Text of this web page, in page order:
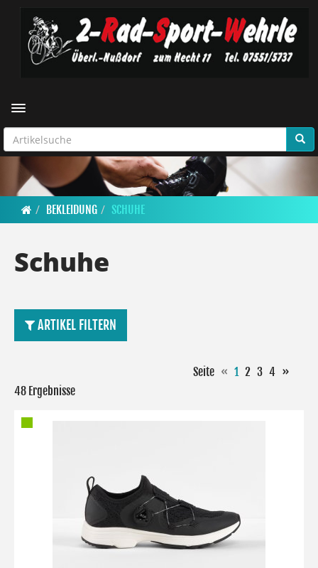
Toggle navigation
BEKLEIDUNG SCHUHE
Schuhe
ARTIKEL FILTERN
Seite « 1 2 3 4 »
48 Ergebnisse